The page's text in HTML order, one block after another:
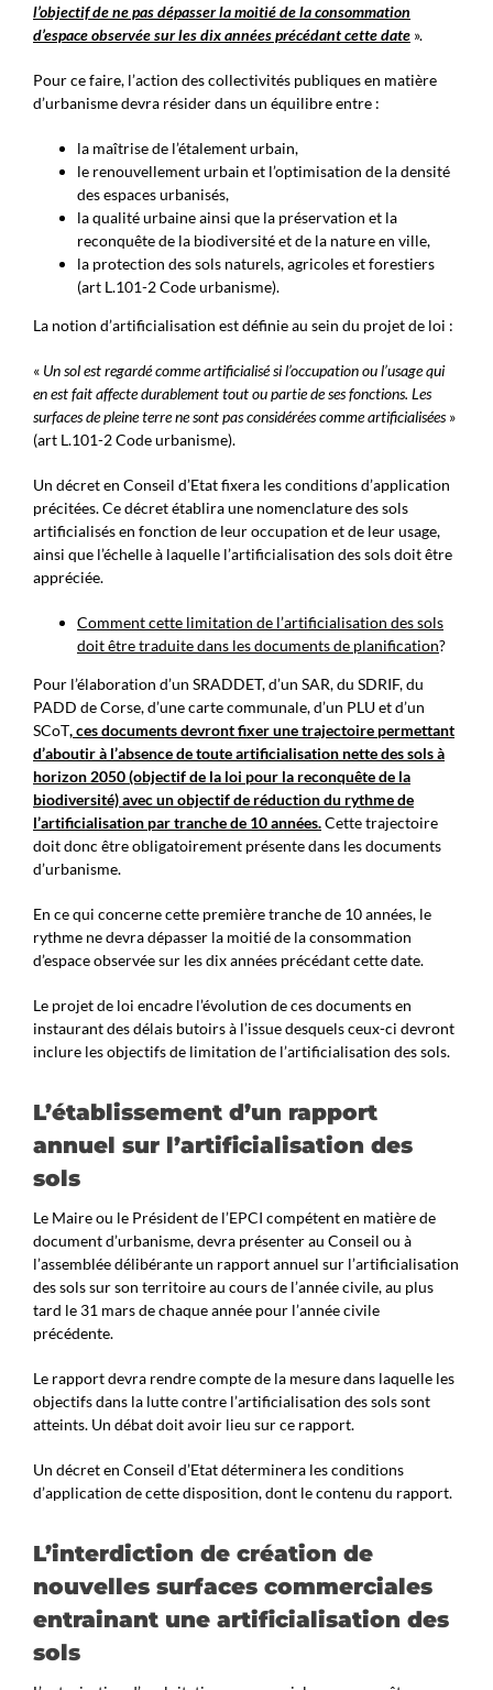
l’objectif de ne pas dépasserla moitié de la consommation
d’espace observée sur les dix années précédant cette date».
Pour ce faire, l’action des collectivités publiques en matière
d’urbanisme devra résider dans un équilibre entre :
la maîtrise de l’étalement urbain,
le renouvellement urbain et l’optimisation de la densité
des espaces urbanisés,
la qualité urbaine ainsi que la préservation et la
reconquête de la biodiversité et de la nature en ville,
la protection des sols naturels, agricoles et forestiers
(art L.101-2 Code urbanisme).
La notion d’artificialisation est définie au sein du projet de loi :
« Un sol est regardé comme artificialisé si l’occupation ou l’usage qui
en est fait affecte durablement tout ou partie de ses fonctions. Les
surfaces de pleine terre ne sont pas considérées comme artificialisées»
(art L.101-2 Code urbanisme).
Un décret en Conseil d’Etat fixera les conditions d’application
précitées. Ce décret établira une nomenclature des sols
artificialisés en fonction de leur occupation et de leur usage,
ainsi que l’échelle à laquelle l’artificialisation des sols doit être
appréciée.
Comment cette limitation de l’artificialisation des sols
doit être traduite dans les documents de planification?
Pour l’élaboration d’un SRADDET, d’un SAR, du SDRIF, du
PADD de Corse, d’une carte communale, d’un PLU et d’un
SCoT, ces documents devront fixer une trajectoire permettant
d’aboutir à l’absence de toute artificialisation nette des sols à
horizon 2050 (objectif de la loi pour la reconquête de la
biodiversité) avec un objectif de réduction du rythme de
l’artificialisation par tranche de 10 années.Cette trajectoire
doit donc être obligatoirement présente dans les documents
d’urbanisme.
En ce qui concerne cette première tranche de 10 années, le
rythme ne devra dépasser la moitié de la consommation
d’espace observée sur les dix années précédant cette date.
Le projet de loi encadre l’évolution de ces documents en
instaurant des délais butoirs à l’issue desquels ceux-ci devront
inclure les objectifs de limitation de l’artificialisation des sols.
L’établissement d’un rapport
annuel sur l’artificialisation des
sols
Le Maire ou le Président de l’EPCI compétent en matière de
document d’urbanisme, devra présenter au Conseil ou à
l’assemblée délibérante un rapport annuel sur l’artificialisation
des sols sur son territoire au cours de l’année civile, au plus
tard le 31 mars de chaque année pour l’année civile
précédente.
Le rapport devra rendre compte de la mesure dans laquelle les
objectifs dans la lutte contre l’artificialisation des sols sont
atteints. Un débat doit avoir lieu sur ce rapport.
Un décret en Conseil d’Etat déterminera les conditions
d’application de cette disposition, dont le contenu du rapport.
L’interdiction de création de
nouvelles surfaces commerciales
entrainant une artificialisation des
sols